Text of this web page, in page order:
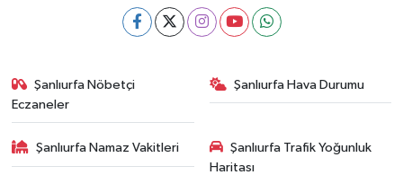
Şanlıurfa Nöbetçi
Eczaneler
Şanlıurfa Hava Durumu
Şanlıurfa Namaz Vakitleri
Şanlıurfa Trafik Yoğunluk
Haritası